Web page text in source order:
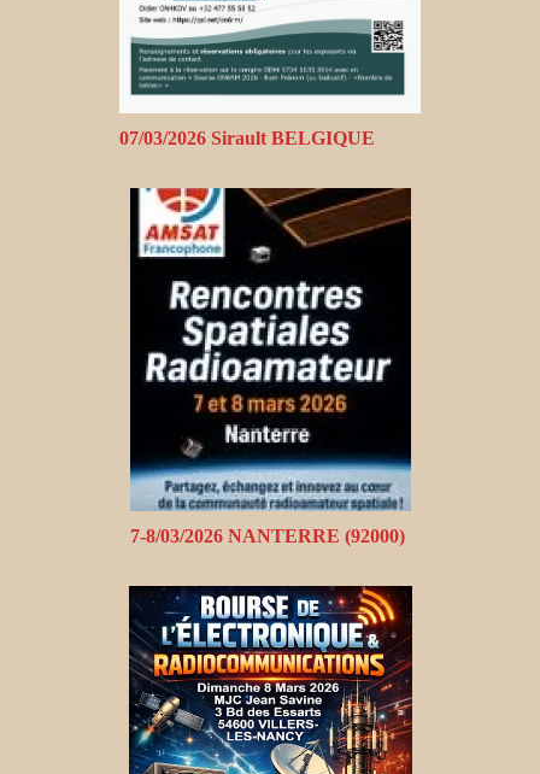
07/03/2026 Sirault BELGIQUE
7-8/03/2026 NANTERRE (92000)